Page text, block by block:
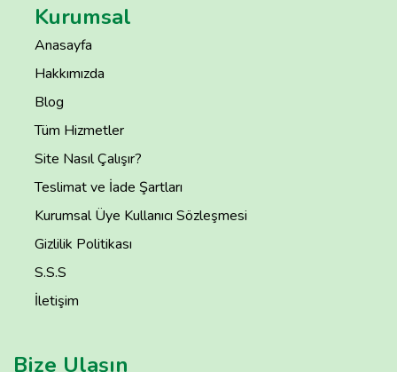
Kurumsal
Anasayfa
Hakkımızda
Blog
Tüm Hizmetler
Site Nasıl Çalışır?
Teslimat ve İade Şartları
Kurumsal Üye Kullanıcı Sözleşmesi
Gizlilik Politikası
S.S.S
İletişim
Bize Ulaşın